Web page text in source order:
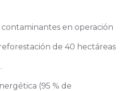
en operación
de 40 hectáreas
(95 % de